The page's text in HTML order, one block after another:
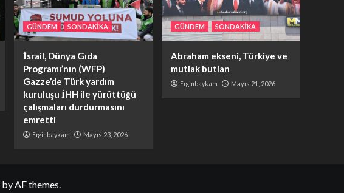
GÜNDEM SONDAKİKA
İsrail, Dünya Gıda
Programı’nın (WFP)
Gazze’de Türk yardım
kuruluşu İHH ile yürüttüğü
çalışmaları durdurmasını
emretti
Erginbaykam Mayıs 23, 2026
GÜNDEM SONDAKİKA
Abraham ekseni, Türkiye ve
mutlak butlan
Erginbaykam Mayıs 21, 2026
by AF themes.